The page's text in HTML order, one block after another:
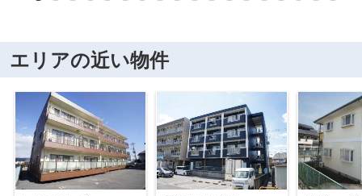
エリアの近い物件